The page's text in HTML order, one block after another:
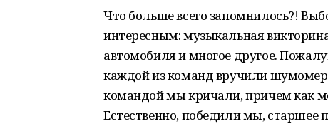
Что больше всего запомнилось?!
интересным: музыкальная
автомобиля и многое другое.
каждой из команд вручили
командой мы кричали, причем как
Естественно, победили мы,